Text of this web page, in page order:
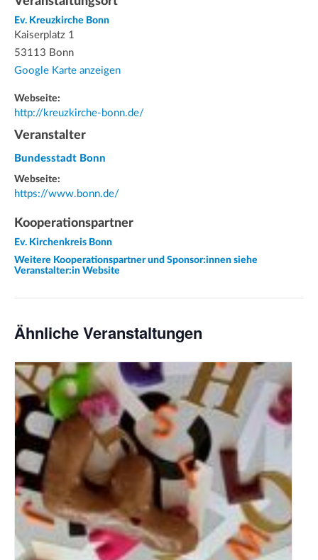
Ev. Kreuzkirche Bonn
Kaiserplatz 1
53113 Bonn
Google Karte anzeigen
Webseite:
http://kreuzkirche-bonn.de/
Veranstalter
Bundesstadt Bonn
Webseite:
https://www.bonn.de/
Kooperationspartner
Ev. Kirchenkreis Bonn
Weitere Kooperationspartner und Sponsor:innen siehe
Veranstalter:in Website
Ähnliche Veranstaltungen